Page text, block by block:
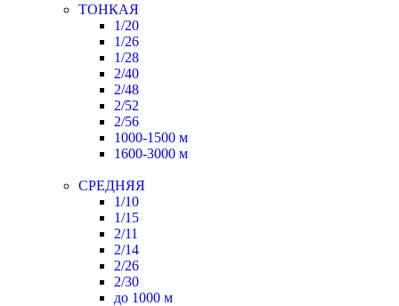
ТОНКАЯ
1/20
1/26
1/28
2/40
2/48
2/52
2/56
1000-1500 м
1600-3000 м
СРЕДНЯЯ
1/10
1/15
2/11
2/14
2/26
2/30
до 1000 м